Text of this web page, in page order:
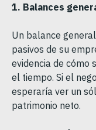
1. Balances
Un balance
pasivos de su
evidencia de cómo
el tiempo. Si el
esperaría ver un
patrimonio neto.